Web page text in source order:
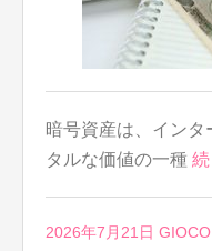
暗号資産は、イン
タルな価値の一種
2026年7月21日